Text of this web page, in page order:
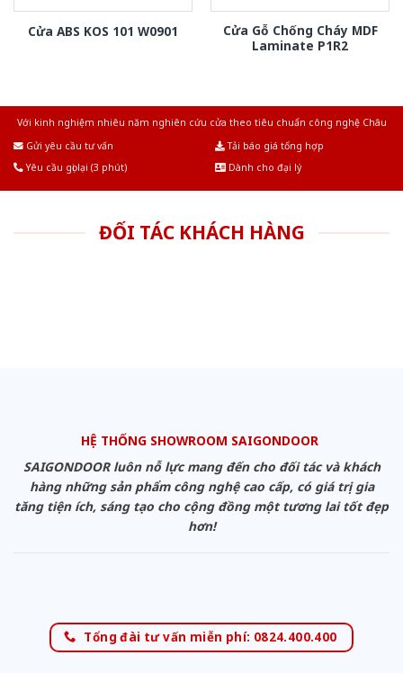
Cửa ABS KOS 101 W0901
Cửa Gỗ Chống Cháy MDF
Laminate P1R2
Với kinh nghiệm nhiêu năm nghiên cứu cửa theo tiêu chuẩn công nghệ Châu
Gửi yêu cầu tư vấn
Tải báo giá tổng hợp
Yêu cầu gọi lại (3 phút)
Dành cho đại lý
ĐỐI TÁC KHÁCH HÀNG
HỆ THỐNG SHOWROOM SAIGONDOOR
SAIGONDOOR luôn nỗ lực mang đến cho đối tác và khách
hàng những sản phẩm công nghệ cao cấp, có giá trị gia
tăng tiện ích, sáng tạo cho cộng đồng một tương lai tốt đẹp
hơn!
Tổng đài tư vấn miễn phí: 0824.400.400